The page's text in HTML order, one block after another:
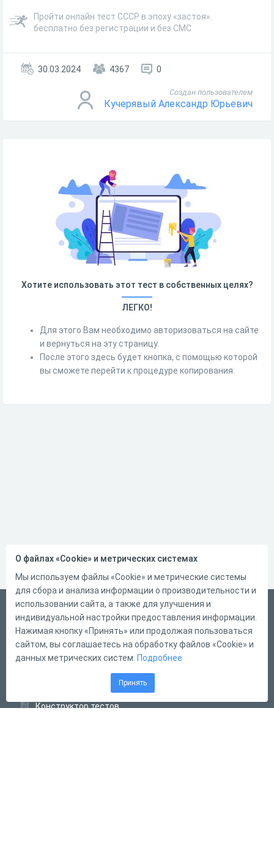
Пройти онлайн тест СССР в эпоху «застоя».
бесплатно без регистрации и без СМС
30.03.2024 4367 0
Создан пользователем
Кучерявый Александр Юрьевич
Хотите использовать этот тест в собственных целях?
ЛЕГКО!
Для этого Вам необходимо авторизоваться на сайте
и вернуться на эту страницу.
После этого здесь будет кнопка, с помощью которой
вы сможете перейти к процедуре копирования.
Русский
Справка
Форма обратной связи
Конструктор тестов
О файлах «Cookie» и метрических системах
Мы используем файлы «Cookie» и метрические системы
для сбора и анализа информации о производительности и
использовании сайта, а также для улучшения и
индивидуальной настройки предоставления информации.
Нажимая кнопку «Принять» или продолжая пользоваться
сайтом, вы соглашаетесь на обработку файлов «Cookie» и
данных метрических систем. Подробнее
Принять